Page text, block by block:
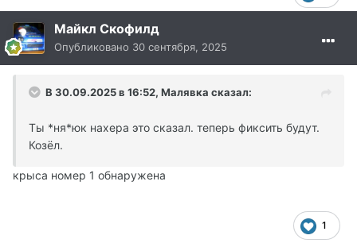
Майкл Скофилд
Опубликовано 30 сентября, 2025
В 30.09.2025 в 16:52, Малявка сказал:
Ты *ня*юк нахера это сказал. теперь фиксить будут.
Козёл.
крыса номер 1 обнаружена
1